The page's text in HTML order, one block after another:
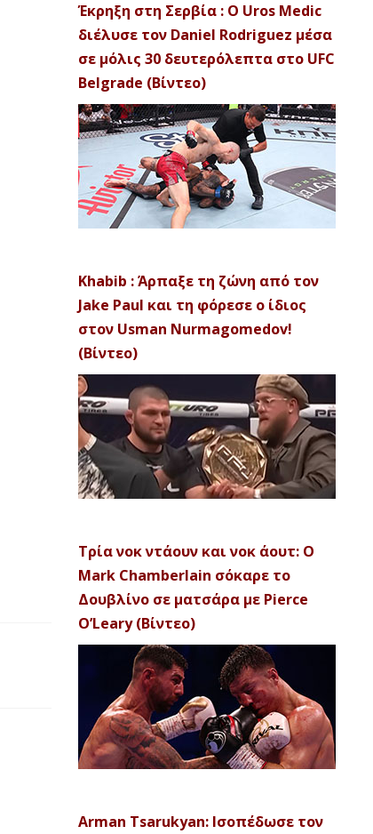
Έκρηξη στη Σερβία : Ο Uros Medic
διέλυσε τον Daniel Rodriguez μέσα
σε μόλις 30 δευτερόλεπτα στο UFC
Belgrade (Βίντεο)
Khabib : Άρπαξε τη ζώνη από τον
Jake Paul και τη φόρεσε ο ίδιος
στον Usman Nurmagomedov!
(Βίντεο)
Τρία νοκ ντάουν και νοκ άουτ: Ο
Mark Chamberlain σόκαρε το
Δουβλίνο σε ματσάρα με Pierce
O’Leary (Βίντεο)
Arman Tsarukyan: Ισοπέδωσε τον